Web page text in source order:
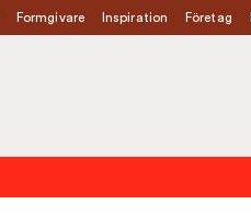
Formgivare Inspiration Företag